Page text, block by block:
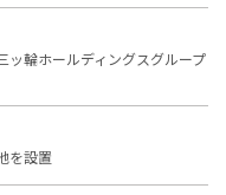
ッ輪ホールディングスグループ
を設置